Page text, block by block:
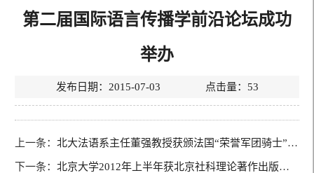
第二届国际语言传播学前沿论坛成功
举办
发布日期：2015-07-03 点击量： 53
上一条： 北大法语系主任董强教授获颁法国“荣誉军团骑士”勋章
下一条： 北京大学2012年上半年获北京社科理论著作出版资助数全市第一